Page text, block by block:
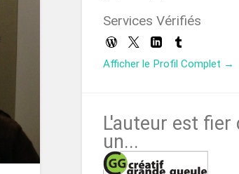
Services Vérifiés
Afficher le Profil Complet →
L'auteur est fier
un...